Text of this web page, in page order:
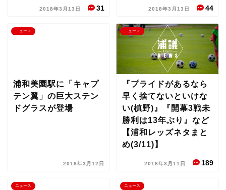
2018年3月13日 31 2018年3月13日 44
ニュース
浦和美園駅に「キャプ
テン翼」の巨大ステン
ドグラスが登場
2018年3月12日
ニュース
『プライドがあるなら
早く捨てないといけな
い(槙野)』『開幕3戦未
勝利は13年ぶり』など
【浦和レッズネタまと
め(3/11)】
2018年3月11日 189
ニュース ニュース